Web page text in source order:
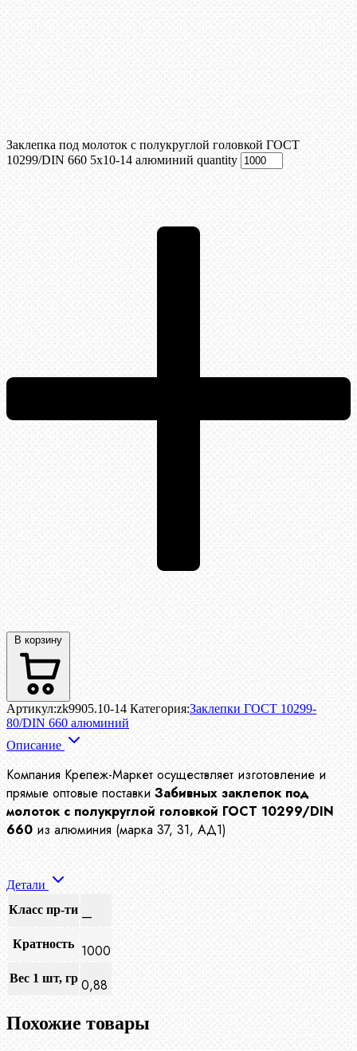
Заклепка под молоток с полукруглой головкой ГОСТ
10299/DIN 660 5х10-14 алюминий quantity
В корзину
Артикул:zk9905.10-14 Категория:Заклепки ГОСТ 10299-
80/DIN 660 алюминий
Описание
Компания Крепеж-Маркет осуществляет изготовление и
прямые оптовые поставки Забивных заклепок под
молоток с полукруглой головкой ГОСТ 10299/DIN
660 из алюминия (марка 37, 31, АД1)
Детали
Класс пр-ти —
Кратность 1000
Вес 1 шт, гр 0,88
Похожие товары